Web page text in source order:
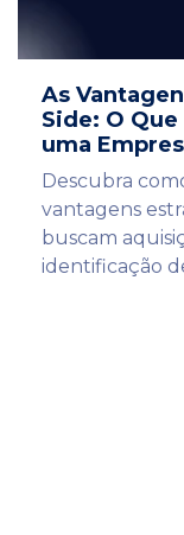
As
Side: O
uma
Descubra
vantagens
buscam
identificação